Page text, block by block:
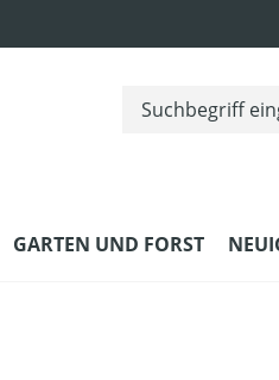
GARTEN UND FORST